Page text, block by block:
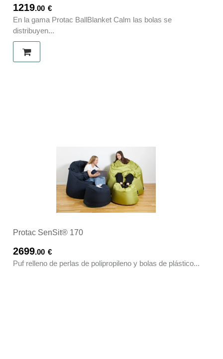
1219.00 €
En la gama Protac BallBlanket Calm las bolas se
distribuyen...
Protac SenSit® 170
2699.00 €
Puf relleno de perlas de polipropileno y bolas de plástico...